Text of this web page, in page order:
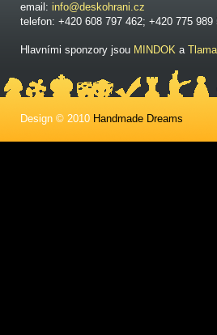
email: info@deskohrani.cz
telefon: +420 608 797 462; +420 775
Hlavními sponzory jsou MINDOK a
Design © 2010 Handmade Dreams